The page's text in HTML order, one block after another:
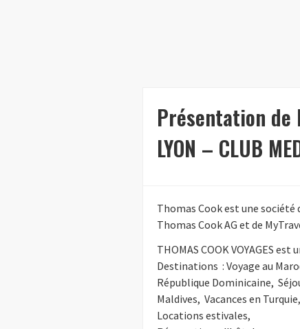
Présentation de
LYON – CLUB
Thomas Cook est une société
Thomas Cook AG et de
THOMAS COOK VOYAGES
Destinations : Voyage au
République Dominicaine,
Maldives, Vacances en
Locations estivales,